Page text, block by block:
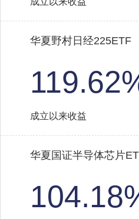
华夏野村日经225ETF
成立以来收益
华夏国证半导体芯片